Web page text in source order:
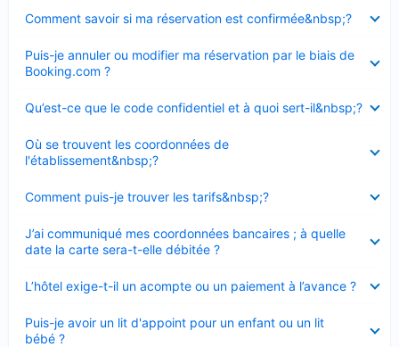
Comment savoir si ma réservation est confirmée&nbsp;?
fermé
Puis-je annuler ou modifier ma réservation par le biais de
Booking.com ?
fermé
Qu’est-ce que le code confidentiel et à quoi sert-il&nbsp;?
fermé
Où se trouvent les coordonnées de
l'établissement&nbsp;?
fermé
Comment puis-je trouver les tarifs&nbsp;?
fermé
J’ai communiqué mes coordonnées bancaires ; à quelle
date la carte sera-t-elle débitée ?
fermé
L’hôtel exige-t-il un acompte ou un paiement à l’avance ?
fermé
Puis-je avoir un lit d'appoint pour un enfant ou un lit
bébé ?
fermé